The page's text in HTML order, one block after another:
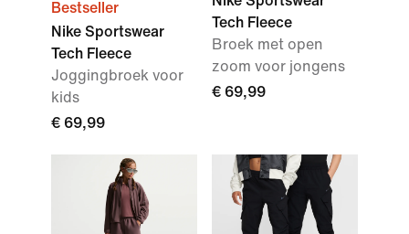
Bestseller
Nike Sportswear
Tech Fleece
Joggingbroek voor
kids
€ 69,99
Tech Fleece
Broek met open
zoom voor jongens
€ 69,99